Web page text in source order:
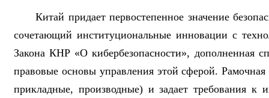
Китай придает первостепенное значение
сочетающий институциональные инновации с
Закона КНР «О кибербезопасности», дополненная
правовые основы управления этой сферой.
прикладные, производные) и задает требования